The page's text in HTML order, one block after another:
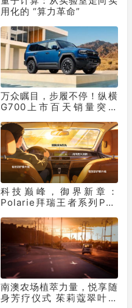
用化的 “算力革命”
万众瞩目，步履不停！纵横
G700上市百天销量突破
科技巅峰，御界新章：
Polarie拜瑞王者系列P70
南澳农场植萃力量，悦享随
身芳疗仪式 茱莉蔻翠叶罗